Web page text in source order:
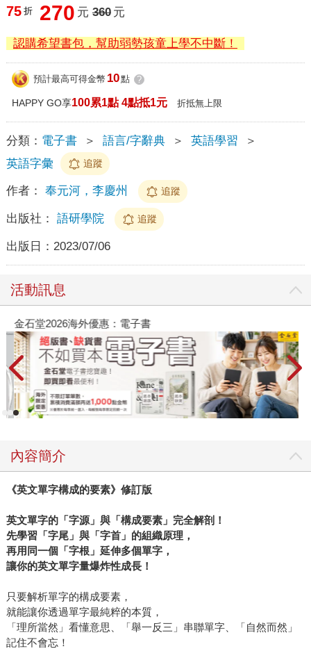
75 折 270 元 360 元
認購希望書包，幫助弱勢孩童上學不中斷！
預計最高可得金幣 10點 ?
HAPPY GO享100累1點 4點抵1元 折抵無上限
分類： 電子書 ＞ 語言/字辭典 ＞ 英語學習
＞
英語字彙
追蹤
作者： 奉元河，李慶州 追蹤
出版社： 語研學院 追蹤
出版日： 2023/07/06
活動訊息
金石堂2026海外優惠：電子書
內容簡介
《英文單字構成的要素》修訂版
英文單字的「字源」與「構成要素」完全解剖！
先學習「字尾」與「字首」的組織原理，
再用同一個「字根」延伸多個單字，
讓你的英文單字量爆炸性成長！
只要解析單字的構成要素，
就能讓你透過單字最純粹的本質，
「理所當然」看懂意思、「舉一反三」串聯單字、「自然而然」
記住不會忘！